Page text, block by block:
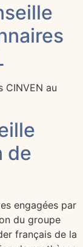
CINVEN au
de
engagées par
du groupe
français de la